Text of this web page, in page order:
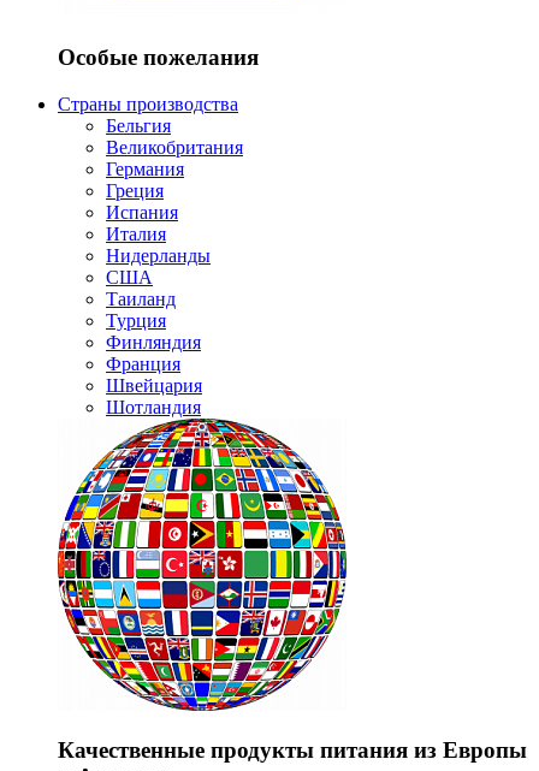
Особые пожелания
Страны производства
Бельгия
Великобритания
Германия
Греция
Испания
Италия
Нидерланды
США
Таиланд
Турция
Финляндия
Франция
Швейцария
Шотландия
Качественные продукты питания из Европы